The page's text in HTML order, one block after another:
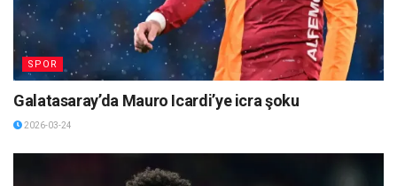
SPOR
Galatasaray’da Mauro Icardi’ye icra şoku
2026-03-24